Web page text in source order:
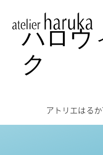
ハロウ
ク
アトリエはる